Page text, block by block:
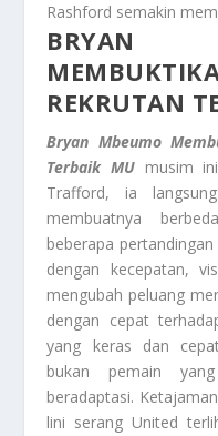
Rashford semakin
REKRUTAN
Bryan Mbeumo
Terbaik MU musim
Trafford, ia
membuatnya
beberapa
dengan kecepatan,
mengubah peluang
dengan cepat
yang keras dan
bukan pemain
beradaptasi.
lini serang United